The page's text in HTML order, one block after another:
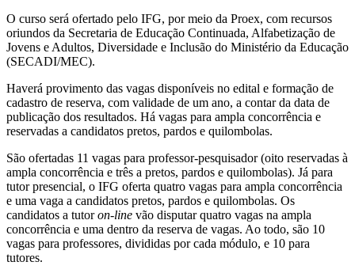
O curso será ofertado pelo IFG, por meio da Proex, com recursos
oriundos da Secretaria de Educação Continuada, Alfabetização de
Jovens e Adultos, Diversidade e Inclusão do Ministério da Educação
(SECADI/MEC).
Haverá provimento das vagas disponíveis no edital e formação de
cadastro de reserva, com validade de um ano, a contar da data de
publicação dos resultados. Há vagas para ampla concorrência e
reservadas a candidatos pretos, pardos e quilombolas.
São ofertadas 11 vagas para professor-pesquisador (oito reservadas à
ampla concorrência e três a pretos, pardos e quilombolas). Já para
tutor presencial, o IFG oferta quatro vagas para ampla concorrência
e uma vaga a candidatos pretos, pardos e quilombolas. Os
candidatos a tutoron-line vão disputar quatro vagas na ampla
concorrência e uma dentro da reserva de vagas. Ao todo, são 10
vagas para professores, divididas por cada módulo, e 10 para
tutores.